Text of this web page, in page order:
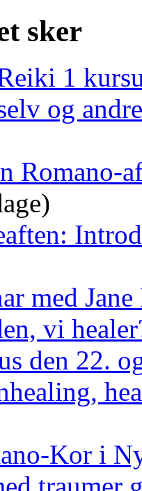
sker
1
og
Romano-
med
vi
den 22.
Kor i